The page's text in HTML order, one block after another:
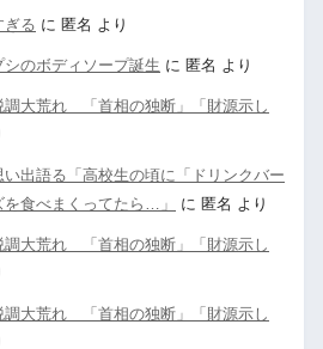
ぎる に 匿名 より
のボディソープ誕生 に 匿名 より
調大荒れ 「首相の独断」「財源示し
出語る「高校生の頃に「ドリンクバー
食べまくってたら…」
に 匿名 より
調大荒れ 「首相の独断」「財源示し
調大荒れ 「首相の独断」「財源示し